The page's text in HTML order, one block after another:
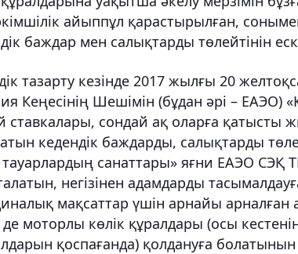
айыппұл қарастырылған,
баждар мен салықтарды төлейтінін
тазарту кезінде 2017 жылғы 20
Кеңесінің Шешімін (бұдан әрі – ЕАЭО)
ставкалары, сондай ақ оларға қатысты
кедендік баждарды, салықтарды
санаттары» яғни ЕАЭО СЭҚ
негізінен адамдарды
мақсаттар үшін арнайы арналған
моторлы көлік құралдары (осы
қоспағанда) қолдануға болатынын